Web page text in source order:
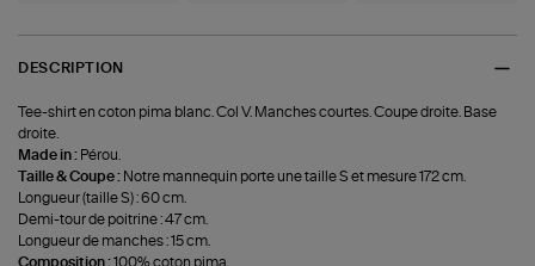
DESCRIPTION
Tee-shirt en coton pima blanc. Col V. Manches courtes. Coupe droite. Base
droite.
Made in : Pérou.
Taille & Coupe : Notre mannequin porte une taille S et mesure 172 cm.
Longueur (taille S) : 60 cm.
Demi-tour de poitrine : 47 cm.
Longueur de manches : 15 cm.
Composition :100% coton pima.